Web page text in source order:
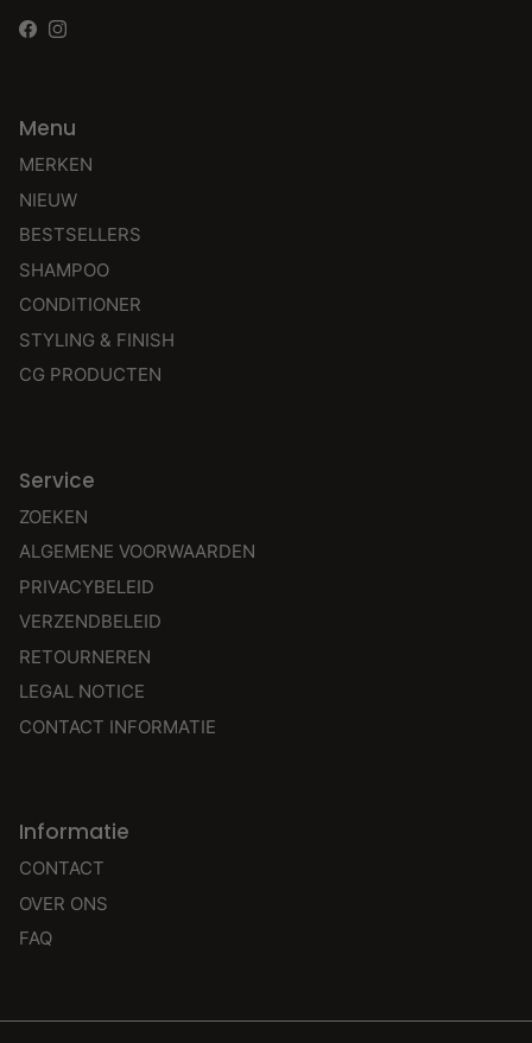
Facebook
Instagram
Menu
MERKEN
NIEUW
BESTSELLERS
SHAMPOO
CONDITIONER
STYLING & FINISH
CG PRODUCTEN
Service
ZOEKEN
ALGEMENE VOORWAARDEN
PRIVACYBELEID
VERZENDBELEID
RETOURNEREN
LEGAL NOTICE
CONTACT INFORMATIE
Informatie
CONTACT
OVER ONS
FAQ